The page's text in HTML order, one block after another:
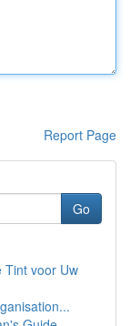
Report Page
Go
Tint voor Uw